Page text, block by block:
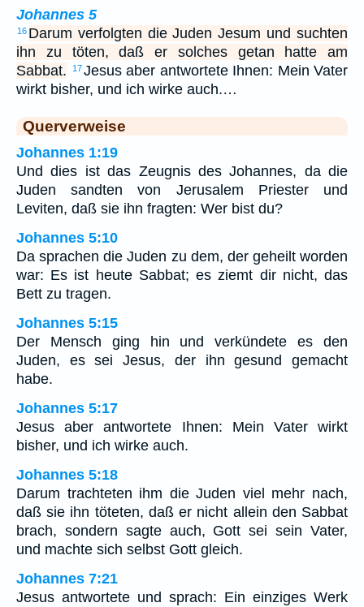
Johannes 5
16 Darum verfolgten die Juden Jesum und suchten
ihn zu töten, daß er solches getan hatte am
Sabbat.
17 Jesus aber antwortete Ihnen: Mein Vater
wirkt bisher, und ich wirke auch.…
Querverweise
Johannes 1:19
Und dies ist das Zeugnis des Johannes, da die
Juden sandten von Jerusalem Priester und
Leviten, daß sie ihn fragten: Wer bist du?
Johannes 5:10
Da sprachen die Juden zu dem, der geheilt worden
war: Es ist heute Sabbat; es ziemt dir nicht, das
Bett zu tragen.
Johannes 5:15
Der Mensch ging hin und verkündete es den
Juden, es sei Jesus, der ihn gesund gemacht
habe.
Johannes 5:17
Jesus aber antwortete Ihnen: Mein Vater wirkt
bisher, und ich wirke auch.
Johannes 5:18
Darum trachteten ihm die Juden viel mehr nach,
daß sie ihn töteten, daß er nicht allein den Sabbat
brach, sondern sagte auch, Gott sei sein Vater,
und machte sich selbst Gott gleich.
Johannes 7:21
Jesus antwortete und sprach: Ein einziges Werk